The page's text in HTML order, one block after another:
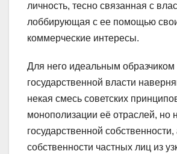
личность, тесно связанная с
лоббирующая с ее помощью
коммерческие интересы.
Для него идеальным образчиком
государственной власти
некая смесь советских
монополизации её отраслей, но
государственной собственности,
собственности частных лиц из